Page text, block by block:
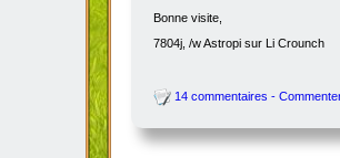
Bonne visite,
7804j, /w Astropi sur Li Crounch
14 commentaires -